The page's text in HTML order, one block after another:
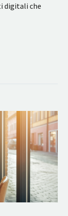
digitali che